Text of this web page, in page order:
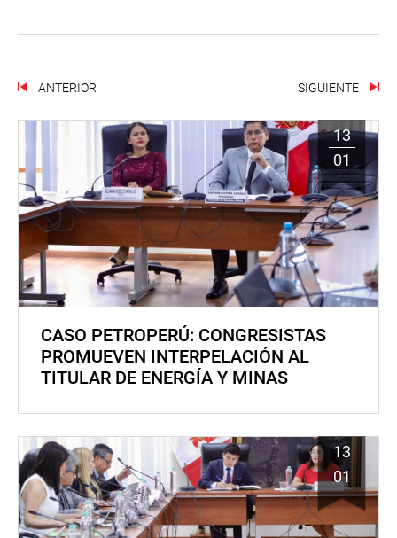
ANTERIOR SIGUIENTE
13
01
CASO PETROPERÚ: CONGRESISTAS
PROMUEVEN INTERPELACIÓN AL
TITULAR DE ENERGÍA Y MINAS
13
01